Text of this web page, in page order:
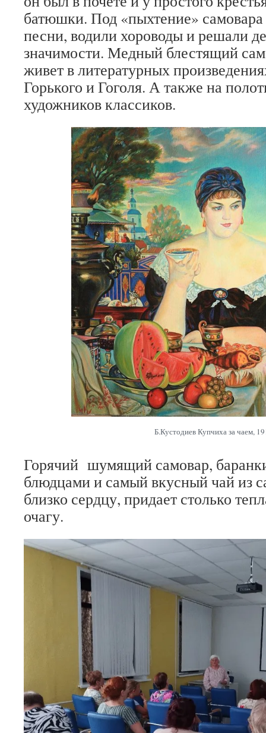
батюшки. Под «пыхтение» самовара
песни, водили хороводы и решали
значимости. Медный блестящий
живет в литературных
Горького и Гоголя. А также на
художников классиков.
Б.Кустодиев Купчиха за чаем,
Горячий шумящий самовар,
блюдцами и самый вкусный чай из
близко сердцу, придает столько
очагу.